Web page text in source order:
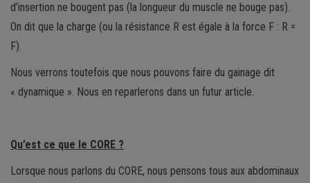
d’insertion ne bougent pas (la longueur du muscle ne bouge pas).
On dit que la charge (ou la résistance R est égale à la force F : R =
F).
Nous verrons toutefois que nous pouvons faire du gainage dit
« dynamique ». Nous en reparlerons dans un futur article.
Qu’est ce que le CORE ?
Lorsque nous parlons du CORE, nous pensons tous aux abdominaux